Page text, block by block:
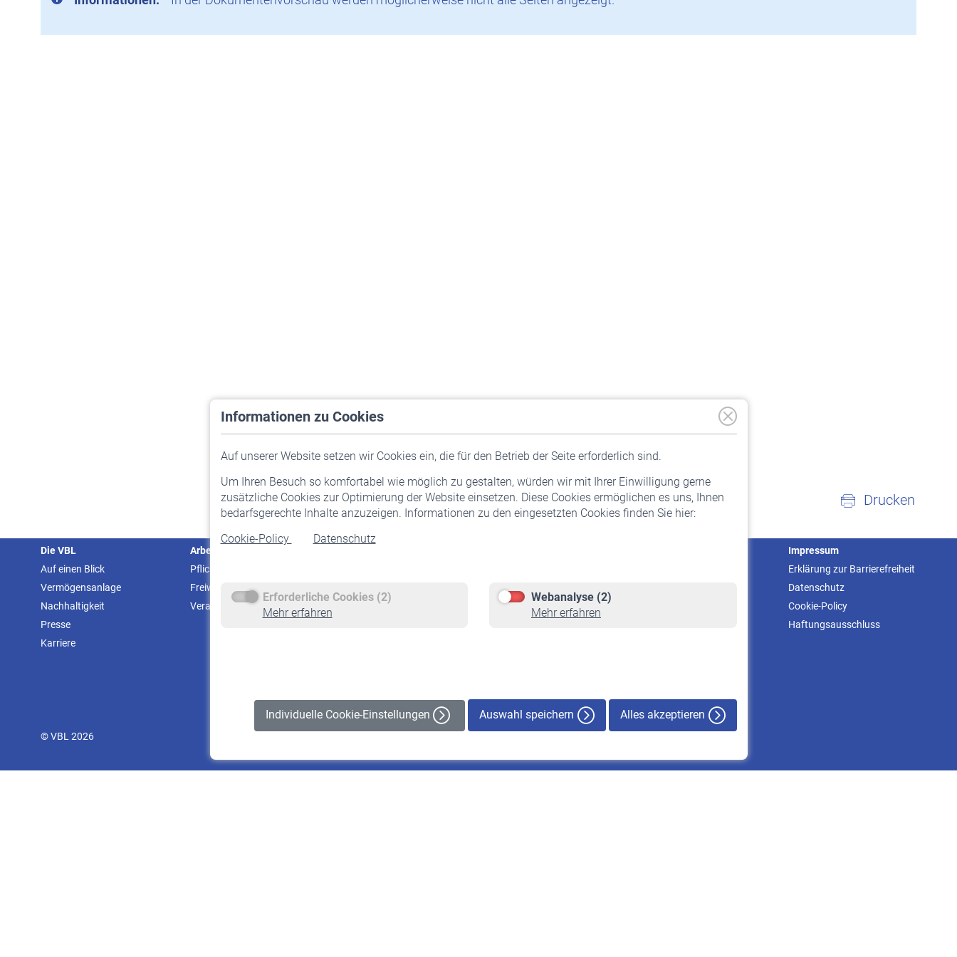
Informationen zu Cookies
Auf unserer Website setzen wir Cookies ein, die für den Betrieb der Seite erforderlich sind.
Um Ihren Besuch so komfortabel wie möglich zu gestalten, würden wir mit Ihrer Einwilligung gerne
zusätzliche Cookies zur Optimierung der Website einsetzen. Diese Cookies ermöglichen es uns, Ihnen
bedarfsgerechte Inhalte anzuzeigen. Informationen zu den eingesetzten Cookies finden Sie hier:
Cookie-Policy
Datenschutz
Erforderliche Cookies (2)
Mehr erfahren
Webanalyse (2)
Mehr erfahren
Individuelle Cookie-Einstellungen Auswahl speichern Alles akzeptieren
Drucken
Die VBL
Auf einen Blick
Vermögensanlage
Nachhaltigkeit
Presse
Karriere
Arbeitgeber
Pflichtversicherung
Freiwillige Versicherung
Veranstaltungen
Staatliche Förderung
Rente beantragen
Rentenauszahlung
Impressum
Erklärung zur Barrierefreiheit
Datenschutz
Cookie-Policy
Haftungsausschluss
© VBL 2026